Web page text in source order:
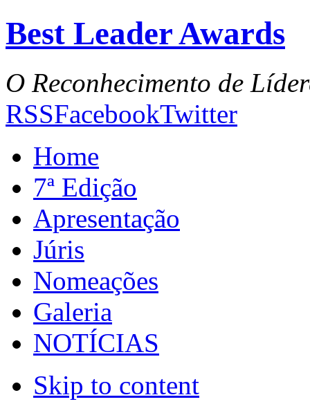
Best Leader Awards
O Reconhecimento de
RSSFacebookTwitter
Home
7ª Edição
Apresentação
Júris
Nomeações
Galeria
NOTÍCIAS
Skip to content